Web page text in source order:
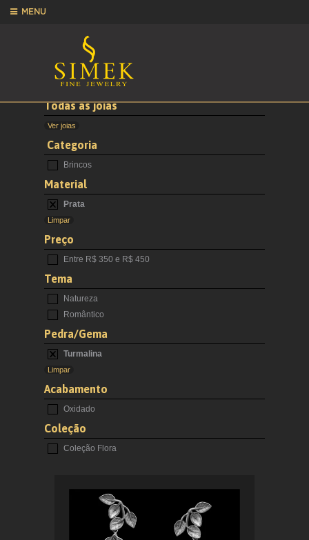
MENU
Todas as joias
Ver joias
Categoria
Brincos
Material
Prata
Limpar
Preço
Entre R$ 350 e R$ 450
Tema
Natureza
Romântico
Pedra/Gema
Turmalina
Limpar
Acabamento
Oxidado
Coleção
Coleção Flora